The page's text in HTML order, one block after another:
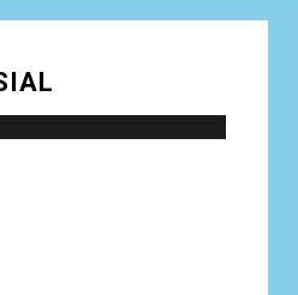
Hukum, Ungkap